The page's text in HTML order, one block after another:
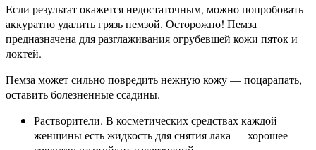
Если результат окажется недостаточным, можно попробовать
аккуратно удалить грязь пемзой. Осторожно! Пемза
предназначена для разглаживания огрубевшей кожи пяток и
локтей.
Пемза может сильно повредить нежную кожу — поцарапать,
оставить болезненные ссадины.
Растворители. В косметических средствах каждой
женщины есть жидкость для снятия лака — хорошее